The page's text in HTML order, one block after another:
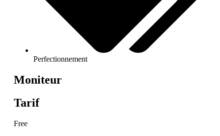
Perfectionnement
Moniteur
Tarif
Free